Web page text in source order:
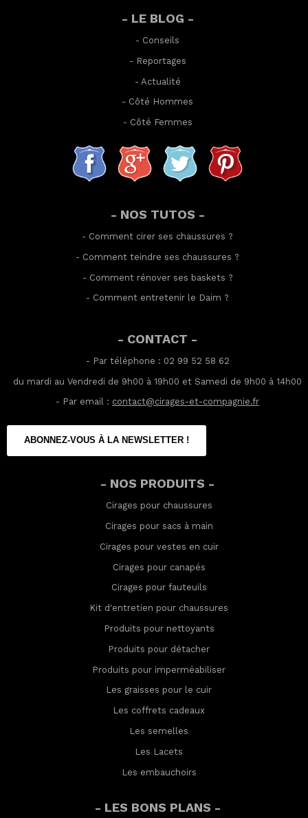
- LE BLOG -
- Conseils
- Reportages
- Actualité
- Côté Hommes
- Côté Femmes
- NOS TUTOS -
- Comment cirer ses chaussures ?
- Comment teindre ses chaussures ?
- Comment rénover ses baskets ?
- Comment entretenir le Daim ?
- CONTACT -
- Par téléphone : 02 99 52 58 62
du mardi au Vendredi de 9h00 à 19h00 et Samedi de 9h00 à 14h00
- Par email : contact@cirages-et-compagnie.fr
ABONNEZ-VOUS À LA NEWSLETTER !
- NOS PRODUITS -
Cirages pour chaussures
Cirages pour sacs à main
Cirages pour vestes en cuir
Cirages pour canapés
Cirages pour fauteuils
Kit d'entretien pour chaussures
Produits pour nettoyants
Produits pour détacher
Produits pour imperméabiliser
Les graisses pour le cuir
Les coffrets cadeaux
Les semelles
Les Lacets
Les embauchoirs
- LES BONS PLANS -